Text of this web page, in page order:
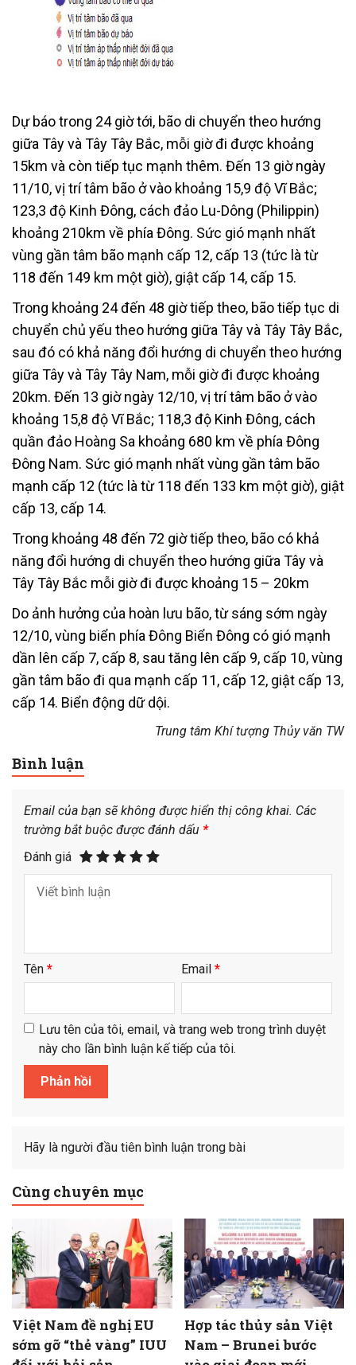
Dự báo trong 24 giờ tới, bão di chuyển theo hướng
giữa Tây và Tây Tây Bắc, mỗi giờ đi được khoảng
15km và còn tiếp tục mạnh thêm. Đến 13 giờ ngày
11/10, vị trí tâm bão ở vào khoảng 15,9 độ Vĩ Bắc;
123,3 độ Kinh Đông, cách đảo Lu-Dông (Philippin)
khoảng 210km về phía Đông. Sức gió mạnh nhất
vùng gần tâm bão mạnh cấp 12, cấp 13 (tức là từ
118 đến 149 km một giờ), giật cấp 14, cấp 15.
Trong khoảng 24 đến 48 giờ tiếp theo, bão tiếp tục di
chuyển chủ yếu theo hướng giữa Tây và Tây Tây Bắc,
sau đó có khả năng đổi hướng di chuyển theo hướng
giữa Tây và Tây Tây Nam, mỗi giờ đi được khoảng
20km. Đến 13 giờ ngày 12/10, vị trí tâm bão ở vào
khoảng 15,8 độ Vĩ Bắc; 118,3 độ Kinh Đông, cách
quần đảo Hoàng Sa khoảng 680 km về phía Đông
Đông Nam. Sức gió mạnh nhất vùng gần tâm bão
mạnh cấp 12 (tức là từ 118 đến 133 km một giờ), giật
cấp 13, cấp 14.
Trong khoảng 48 đến 72 giờ tiếp theo, bão có khả
năng đổi hướng di chuyển theo hướng giữa Tây và
Tây Tây Bắc mỗi giờ đi được khoảng 15 – 20km
Do ảnh hưởng của hoàn lưu bão, từ sáng sớm ngày
12/10, vùng biển phía Đông Biển Đông có gió mạnh
dần lên cấp 7, cấp 8, sau tăng lên cấp 9, cấp 10, vùng
gần tâm bão đi qua mạnh cấp 11, cấp 12, giật cấp 13,
cấp 14. Biển động dữ dội.
Trung tâm Khí tượng Thủy văn TW
Bình luận
Email của bạn sẽ không được hiển thị công khai. Các
trường bắt buộc được đánh dấu *
Đánh giá
Tên * Email *
Lưu tên của tôi, email, và trang web trong trình duyệt
này cho lần bình luận kế tiếp của tôi.
Hãy là người đầu tiên bình luận trong bài
Cùng chuyên mục
Việt Nam đề nghị EU
sớm gỡ “thẻ vàng” IUU
Hợp tác thủy sản Việt
Nam – Brunei bước